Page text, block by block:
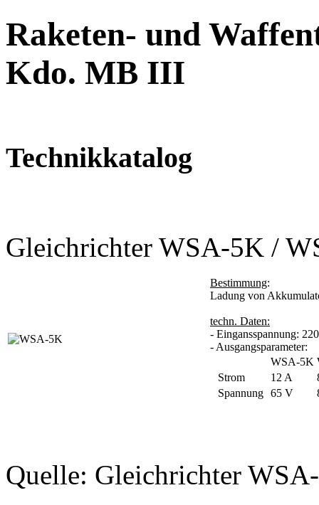
Raketen- und
Kdo. MB III
Technikkatalog
Gleichrichter WSA-5K /
Bestimmung:
Ladung von
techn. Daten:
- Eingansspannung:
- Ausgangsparameter:
WSA-5K
Strom
12 A
Spannung 65 V
Quelle: Gleichrichter